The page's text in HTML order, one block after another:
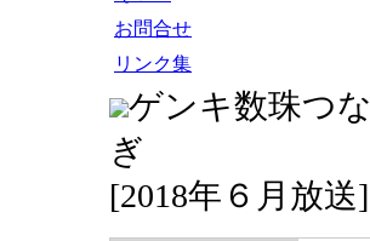
お問合せ
リンク集
ゲンキ数珠つな
ぎ
[2018年６月放送]